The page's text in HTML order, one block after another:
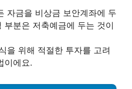
자금을 비상금 보안계좌에 두
부분은 저축예금에 두는 것이
을 위해 적절한 투자를 고려
이에요.